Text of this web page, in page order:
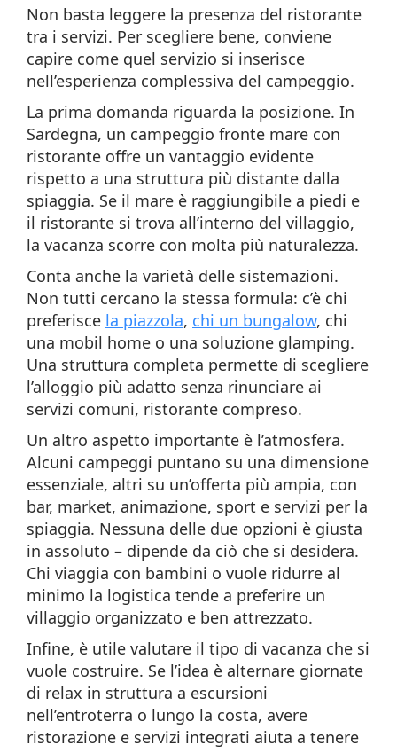
Non basta leggere la presenza del ristorante
tra i servizi. Per scegliere bene, conviene
capire come quel servizio si inserisce
nell’esperienza complessiva del campeggio.
La prima domanda riguarda la posizione. In
Sardegna, un campeggio fronte mare con
ristorante offre un vantaggio evidente
rispetto a una struttura più distante dalla
spiaggia. Se il mare è raggiungibile a piedi e
il ristorante si trova all’interno del villaggio,
la vacanza scorre con molta più naturalezza.
Conta anche la varietà delle sistemazioni.
Non tutti cercano la stessa formula: c’è chi
preferisce la piazzola, chi un bungalow, chi
una mobil home o una soluzione glamping.
Una struttura completa permette di scegliere
l’alloggio più adatto senza rinunciare ai
servizi comuni, ristorante compreso.
Un altro aspetto importante è l’atmosfera.
Alcuni campeggi puntano su una dimensione
essenziale, altri su un’offerta più ampia, con
bar, market, animazione, sport e servizi per la
spiaggia. Nessuna delle due opzioni è giusta
in assoluto – dipende da ciò che si desidera.
Chi viaggia con bambini o vuole ridurre al
minimo la logistica tende a preferire un
villaggio organizzato e ben attrezzato.
Infine, è utile valutare il tipo di vacanza che si
vuole costruire. Se l’idea è alternare giornate
di relax in struttura a escursioni
nell’entroterra o lungo la costa, avere
ristorazione e servizi integrati aiuta a tenere